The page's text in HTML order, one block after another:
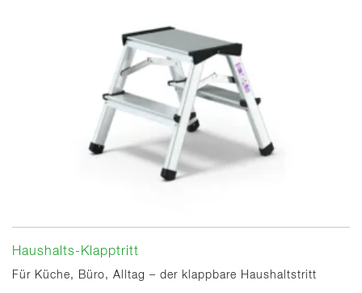
Haushalts-Klapptritt
Für Küche, Büro, Alltag – der klappbare Haushaltstritt